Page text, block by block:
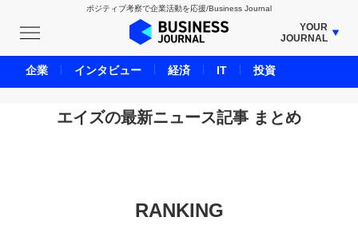
ポジティブ考察で企業活動を応援/Business Journal
YOUR
JOURNAL
BUSINESS JOURNAL
UNICORN JOURNAL
CARBON CREDITS JOURNAL
LIFE ENDING JOURNAL
エイズの最新ニュース記事 まとめ
RANKING
企業 インタビュー 経済 IT 投資